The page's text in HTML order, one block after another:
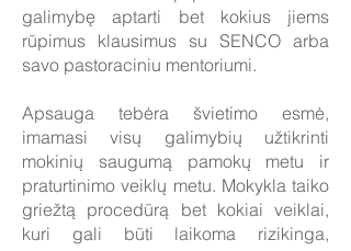
galimybę aptarti bet kokius jiems
rūpimus klausimus su SENCO arba
savo pastoraciniu mentoriumi.
Apsauga tebėra švietimo esmė,
imamasi visų galimybių užtikrinti
mokinių saugumą pamokų metu ir
praturtinimo veiklų metu. Mokykla taiko
griežtą procedūrą bet kokiai veiklai,
kuri gali būti laikoma rizikinga,